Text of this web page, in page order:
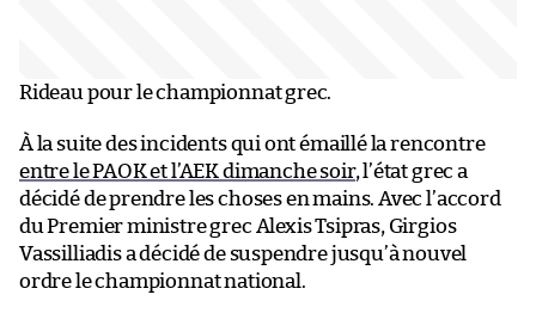
Rideau pour le championnat grec.
À la suite des incidents qui ont émaillé la rencontre
entre le PAOK et l’AEK dimanche soir, l’état grec a
décidé de prendre les choses en mains. Avec l’accord
du Premier ministre grec Alexis Tsipras, Girgios
Vassilliadis a décidé de suspendre jusqu’à nouvel
ordre le championnat national.